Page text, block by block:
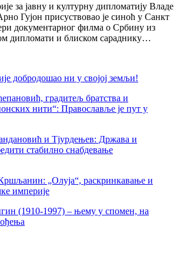
за јавну и културну дипломатију Владе
Гујон присуствовао је синоћ у Санкт
документарног филма о Србину из
дипломати и блиском сараднику…
добродошао ни у својој земљи!
градитељ братства и
нити“: Православље је пут у
и Тјурдењев: Држава и
стабилно снабдевање
„Олуја“, раскринкавање и
империје
(1910-1997) – њему у спомен, на